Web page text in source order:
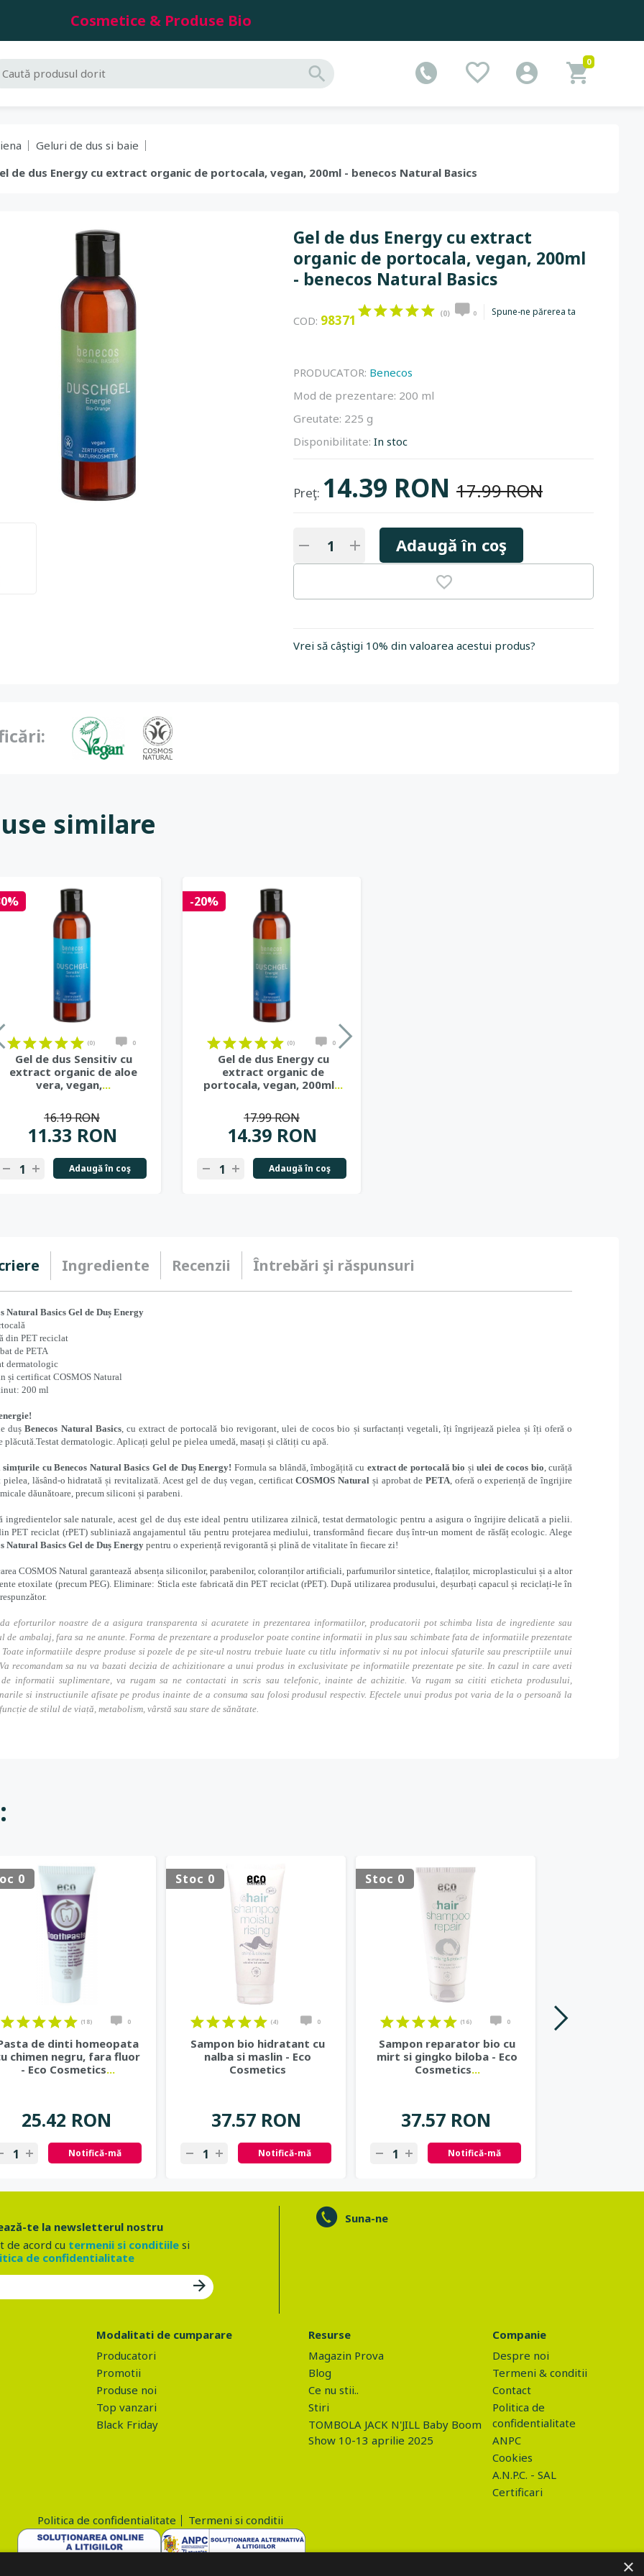
Cosmetice & Produse Bio
0
Geluri de dus si baie
de dus Energy cu extract organic de portocala, vegan, 200ml - benecos Natural Basics
Gel de dus Energy cu extract
organic de portocala, vegan, 200ml
- benecos Natural Basics
COD: 98371 (0) 0 Spune-ne părerea ta
PRODUCATOR: Benecos
Mod de prezentare: 200 ml
Greutate: 225 g
Disponibilitate: In stoc
Preţ: 14.39 RON 17.99 RON
Adaugă în coş
Vrei să câştigi 10% din valoarea acestui produs?
similare
(0) 0
Gel de dus Sensitiv cu
extract organic de aloe
vera, vegan,...
11.33 RON
16.19 RON
Adaugă în coş
-20%
(0) 0
Gel de dus Energy cu
extract organic de
portocala, vegan, 200ml...
14.39 RON
17.99 RON
Adaugă în coş
Ingrediente Recenzii Întrebări şi răspunsuri
Natural Basics Gel de Duș Energy
din PET reciclat
de PETA
dermatologic
și certificat COSMOS Natural
200 ml
dușBenecos Natural Basics, cu extract de portocală bio revigorant, ulei de cocos bio și surfactanți vegetali, îți îngrijează pielea și îți oferă o
plăcută.Testat dermatologic. Aplicați gelul pe pielea umedă, masați și clătiți cu apă.
cu Benecos Natural Basics Gel de Duș Energy! Formula sa blândă, îmbogățită cu extract de portocală bio șiulei de cocos bio, curăță
pielea, lăsând-o hidratată și revitalizată. Acest gel de duș vegan, certificatCOSMOS Natural și aprobat dePETA, oferă o experiență de îngrijire
dăunătoare, precum siliconi și parabeni.
ingredientelor sale naturale, acest gel de duș este ideal pentru utilizarea zilnică, testat dermatologic pentru a asigura o îngrijire delicată a pielii.
PET reciclat (rPET) subliniază angajamentul tău pentru protejarea mediului, transformând fiecare duș într-un moment de răsfăț ecologic. Alege
Natural Basics Gel de Duș Energy pentru o experiență revigorantă și plină de vitalitate în fiecare zi!
COSMOS Natural garantează absența siliconilor, parabenilor, coloranților artificiali, parfumurilor sintetice, ftalaților, microplasticului și a altor
etoxilate (precum PEG). Eliminare: Sticla este fabricată din PET reciclat (rPET). După utilizarea produsului, deșurbați capacul și reciclați-le în
eforturilor noastre de a asigura transparenta si acuratete in prezentarea informatiilor, producatorii pot schimba lista de ingrediente sau
de ambalaj, fara sa ne anunte. Forma de prezentare a produselor poate contine informatii in plus sau schimbate fata de informatiile prezentate
Toate informatiile despre produse si pozele de pe site-ul nostru trebuie luate cu titlu informativ si nu pot inlocui sfaturile sau prescriptiile unui
recomandam sa nu va bazati decizia de achizitionare a unui produs in exclusivitate pe informatiile prezentate pe site. In cazul in care aveti
de informatii suplimentare, va rugam sa ne contactati in scris sau telefonic, inainte de achizitie. Va rugam sa cititi eticheta produsului,
si instructiunile afisate pe produs inainte de a consuma sau folosi produsul respectiv. Efectele unui produs pot varia de la o persoană la
de stilul de viață, metabolism, vârstă sau stare de sănătate.
0
(18) 0
de dinti homeopata
chimen negru, fara fluor
- Eco Cosmetics...
25.42 RON
Notifică-mă
Stoc 0
(4) 0
Sampon bio hidratant cu
nalba si maslin - Eco
Cosmetics
37.57 RON
Notifică-mă
Stoc 0
(16) 0
Sampon reparator bio cu
mirt si gingko biloba - Eco
Cosmetics...
37.57 RON
Notifică-mă
te la newsletterul nostru
de acord cu termenii si conditiilesi
de confidentialitate
Suna-ne
Modalitati de cumparare
Producatori
Promotii
Produse noi
Top vanzari
Black Friday
Resurse
Magazin Prova
Blog
Ce nu stii..
Stiri
TOMBOLA JACK N'JILL Baby Boom
Show 10-13 aprilie 2025
Companie
Despre noi
Termeni & conditii
Contact
Politica de
confidentialitate
ANPC
Cookies
A.N.P.C. - SAL
Certificari
Politica de confidentialitate
Termeni si conditii
×